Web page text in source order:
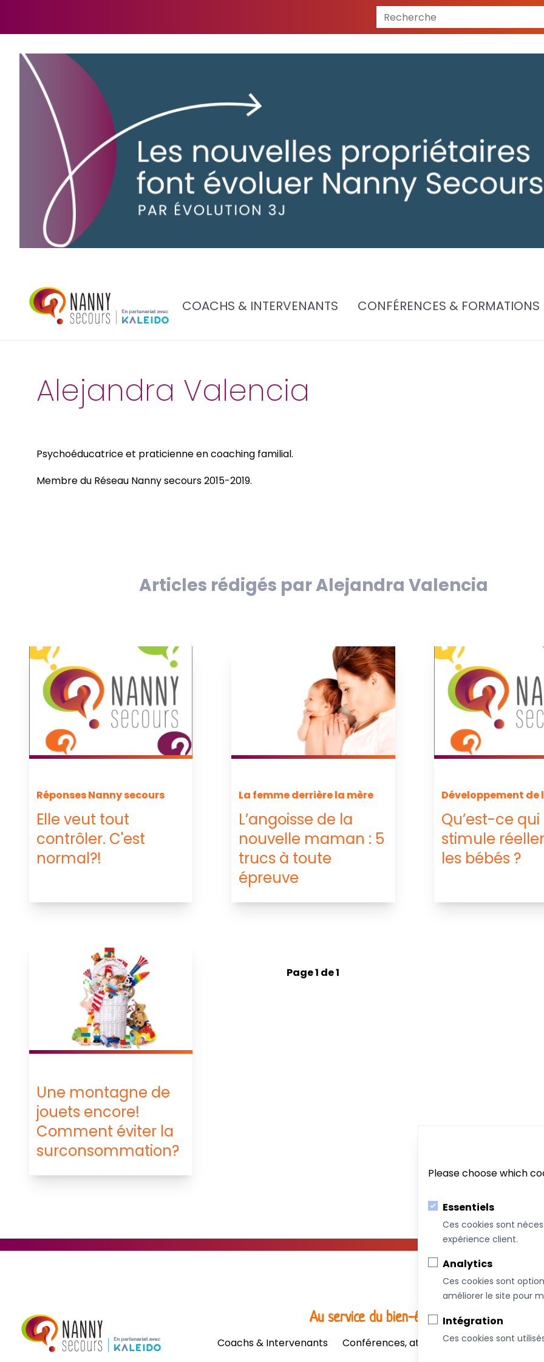
Recherche
COACHS & INTERVENANTS CONFÉRENCES & FORMATIONS
Alejandra Valencia
Psychoéducatrice et praticienne en coaching familial.
Membre du Réseau Nanny secours 2015-2019.
Articles rédigés par Alejandra Valencia
Réponses Nanny secours
Elle veut tout
contrôler. C'est
normal?!
La femme derrière la mère
L’angoisse de la
nouvelle maman : 5
trucs à toute
épreuve
Développement de
Qu’est-ce qui
stimule
les bébés ?
Une montagne de
jouets encore!
Comment éviter la
surconsommation?
Page 1 de 1
Au service du bien-être de votre famille!
Coachs & Intervenants Conférences, ateliers et formations
Please choose which
Essentiels
Ces cookies sont
expérience client.
Analytics
Ces cookies sont
améliorer le site pour
Intégration
Ces cookies sont